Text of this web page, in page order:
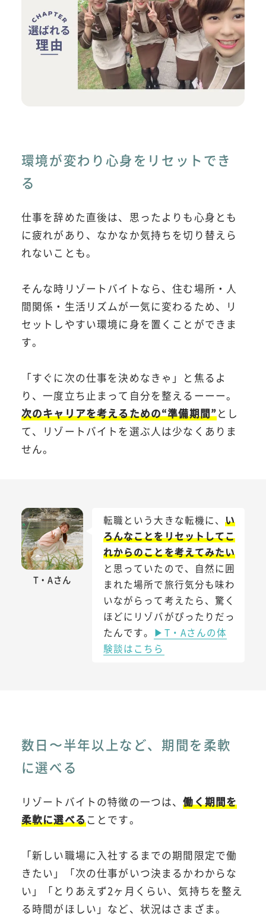
環境が変わり心身をリセットでき
る
仕事を辞めた直後は、思ったよりも心身とも
に疲れがあり、なかなか気持ちを切り替えら
れないことも。
そんな時リゾートバイトなら、住む場所・人
間関係・生活リズムが一気に変わるため、リ
セットしやすい環境に身を置くことができま
す。
「すぐに次の仕事を決めなきゃ」と焦るよ
り、一度立ち止まって自分を整えるーーー。
次のキャリアを考えるための“準備期間”とし
て、リゾートバイトを選ぶ人は少なくありま
せん。
T・Aさん
転職という大きな転機に、い
ろんなことをリセットしてこ
れからのことを考えてみたい
と思っていたので、自然に囲
まれた場所で旅行気分も味わ
いながらって考えたら、驚く
ほどにリゾバがぴったりだっ
たんです。 ▶T・Aさんの体
験談はこちら
数日〜半年以上など、期間を柔軟
に選べる
リゾートバイトの特徴の一つは、働く期間を
柔軟に選べることです。
「新しい職場に入社するまでの期間限定で働
きたい」「次の仕事がいつ決まるかわからな
い」「とりあえず2ヶ月くらい、気持ちを整え
る時間がほしい」など、状況はさまざま。